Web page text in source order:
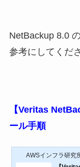
NetBackup 8.0
参考にしてくだ
【Veritas
ール手順
AWSインフラ研究